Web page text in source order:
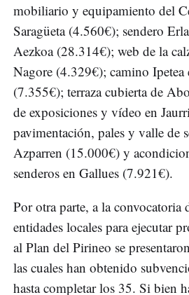
mobiliario y equipamiento del
Saragüeta (4.560€); sendero
Aezkoa (28.314€); web de la
Nagore (4.329€); camino
(7.355€); terraza cubierta de
de exposiciones y vídeo en
pavimentación, pales y valle de
Azparren (15.000€) y
senderos en Gallues (7.921€).
Por otra parte, a la convocatoria
entidades locales para ejecutar
al Plan del Pirineo se presentaron
las cuales han obtenido
hasta completar los 35. Si bien